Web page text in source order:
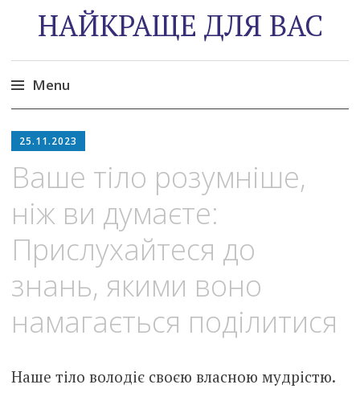
НАЙКРАЩЕ ДЛЯ ВАС
Menu
to
25.11.2023
Ваше тіло розумніше,
ніж ви думаєте:
Прислухайтеся до
знань, якими воно
намагається поділитися
Наше тіло володіє своєю власною мудрістю.